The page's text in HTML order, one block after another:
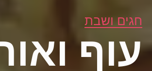
חגים ושבת
עוף